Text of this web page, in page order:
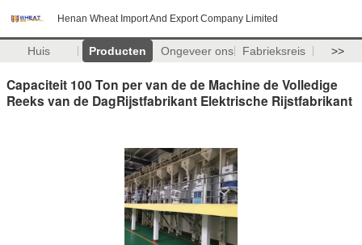
Henan Wheat Import And Export Company Limited
Huis Producten Ongeveer ons Fabrieksreis >>
Capaciteit 100 Ton per van de de Machine de Volledige
Reeks van de DagRijstfabrikant Elektrische Rijstfabrikant